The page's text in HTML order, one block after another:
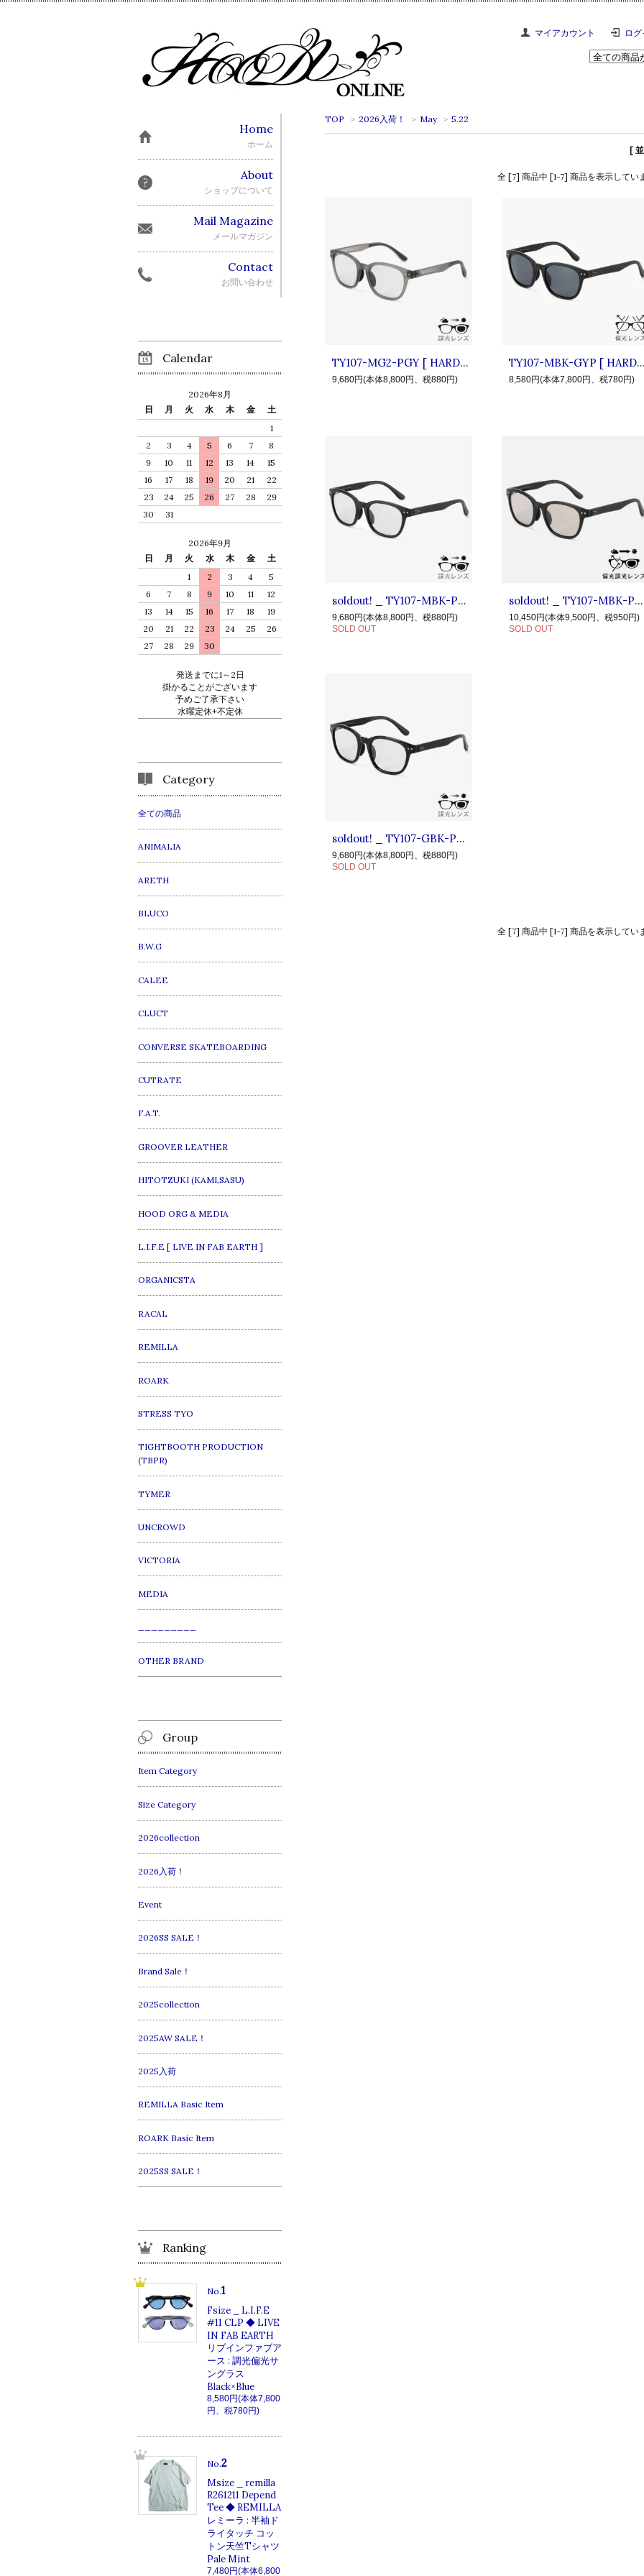
マイアカウント ロ
TOP > 2026入荷！ > May > 5.22
[
全 [7] 商品中 [1-7] 商品を表示してい
TY107-MG2-PGY [ HARDY2 ] ◆ TYMER タイマー : 調光レンズ サングラス "HARDY2" Matt Clear Gray2×Photochromic Gray
9,680円(本体8,800円、税880円)
TY107-MBK-GYP [ HARDY2 ] ◆ TYMER タイマー : 偏光レン
8,580円(本体7,800円、税780円)
soldout! _ TY107-MBK-PGY [ HARDY2 ] ◆ TYMER タイマー : 調光レンズ サングラス "HARDY2" Matt Black×Photochromic Gray
9,680円(本体8,800円、税880円)
SOLD OUT
soldout! _ TY107-MBK-PGYP [ HARDY2 ] ◆ TYMER : 調光偏光サングラス"HARDY2" M.Black×Photochromic Gray Polarized
10,450円(本体9,500円、税950円)
SOLD OUT
soldout! _ TY107-GBK-PGY [ HARDY2 ] ◆ TYMER : 調光レンズ サングラス "HARDY2" Gloss Black×Photochromic Gray
9,680円(本体8,800円、税880円)
SOLD OUT
全 [7] 商品中 [1-7] 商品を表示してい
Home
ホーム
About
ショップについて
Mail Magazine
メールマガジン
Contact
お問い合わせ
Calendar
2026年8月
日
月 火 水 木 金
土
1
2
3 4 5 6 7
8
9
10 11 12 13 14
15
16
17 18 19 20 21
22
23
24 25 26 27 28
29
30
31
2026年9月
日
月 火 水 木 金
土
1
2 3 4
5
6
7 8 9 10 11
12
13
14 15 16 17 18
19
20
21 22 23 24 25
26
27
28 29 30
発送までに1～2日
掛かることがございます
予めご了承下さい
水曜定休+不定休
Category
全ての商品
ANIMALIA
ARETH
BLUCO
B.W.G
CALEE
CLUCT
CONVERSE SKATEBOARDING
CUTRATE
F.A.T.
GROOVER LEATHER
HITOTZUKI (KAMI,SASU)
HOOD ORG & MEDIA
L.I.F.E [ LIVE IN FAB EARTH ]
ORGANICSTA
RACAL
REMILLA
ROARK
STRESS TYO
TIGHTBOOTH PRODUCTION
(TBPR)
TYMER
UNCROWD
VICTORIA
MEDIA
OTHER BRAND
Group
Item Category
Size Category
2026collection
2026入荷！
Event
2026SS SALE！
Brand Sale！
2025collection
2025AW SALE！
2025入荷
REMILLA Basic Item
ROARK Basic Item
2025SS SALE！
Ranking
No.1
Fsize _ L.I.F.E
#11 CLP ◆ LIVE
IN FAB EARTH
リブインファブア
ース : 調光偏光サ
ングラス
Black×Blue
8,580円(本体7,800
円、税780円)
No.2
Msize _ remilla
R261211 Depend
Tee ◆ REMILLA
レミーラ : 半袖ド
ライタッチ コッ
トン天竺Tシャツ
Pale Mint
7,480円(本体6,800